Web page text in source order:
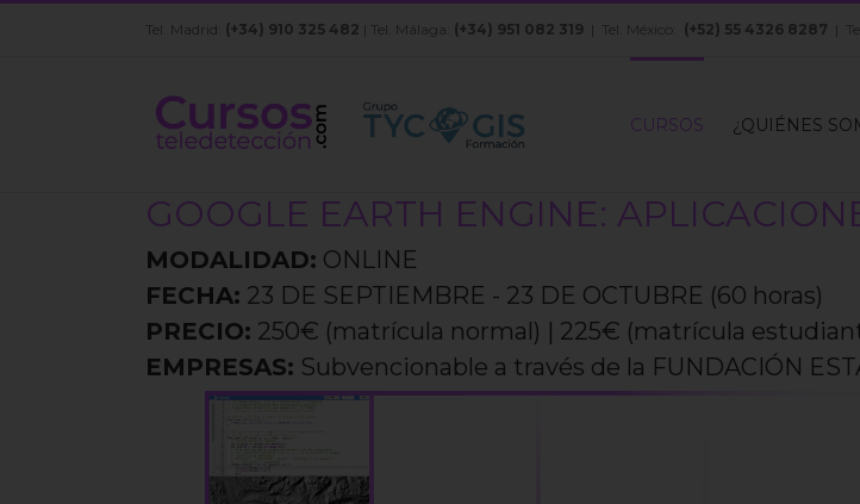
Saltar
Tel. Madrid: (+34) 910 325 482 | Tel. Málaga: (+34) 951 082 319 | Tel. México: (+52) 55 4326 8287 |
CURSOS ¿QUIÉNES
GOOGLE EARTH ENGINE:
MODALIDAD: ONLINE
FECHA: 23 DE SEPTIEMBRE - 23 DE OCTUBRE (60 horas)
PRECIO: 250€ (matrícula normal) | 225€ (matrícula
EMPRESAS: Subvencionable a través de la FUNDACIÓN